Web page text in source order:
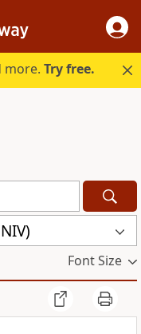
more.Try free.
Font Size